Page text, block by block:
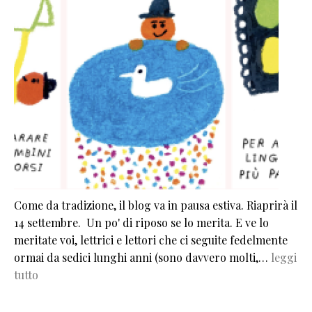
Come da tradizione, il blog va in pausa estiva. Riaprirà il
14 settembre. Un po' di riposo se lo merita. E ve lo
meritate voi, lettrici e lettori che ci seguite fedelmente
ormai da sedici lunghi anni (sono davvero molti,… leggi
tutto